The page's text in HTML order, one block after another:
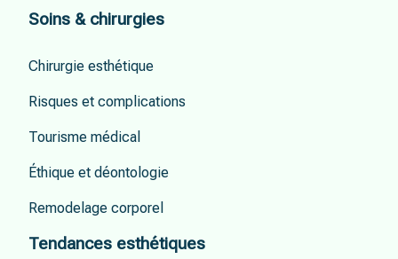
Soins & chirurgies
Chirurgie esthétique
Risques et complications
Tourisme médical
Éthique et déontologie
Remodelage corporel
Tendances esthétiques